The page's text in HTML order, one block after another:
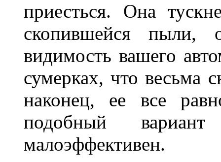
приесться. Она
скопившейся пыли,
видимость вашего
сумерках, что весьма
наконец, ее все
подобный
малоэффективен.